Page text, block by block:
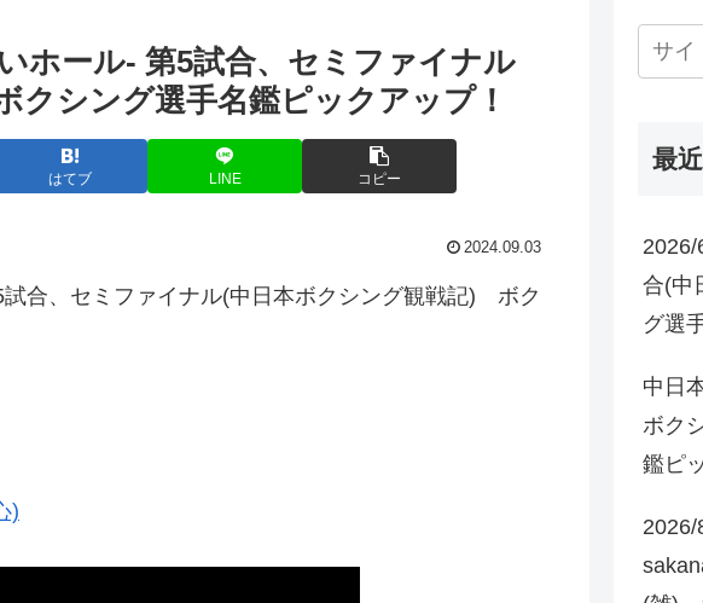
ホール- 第5試合、セミファイナル
シング選手名鑑ピックアップ！
はてブ LINE コピー
2024.09.03
合、セミファイナル(中日本ボクシング観戦記) ボク
)
最
合(中
グ選
中日
ボク
鑑ピ
2026/